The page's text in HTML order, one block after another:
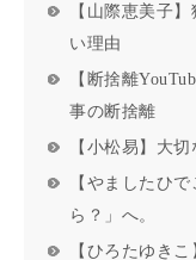
【山際恵美子
い理由
【断捨離
事の断捨離
【小松易】大
【やましたひ
ら？」へ。
【ひろたゆき